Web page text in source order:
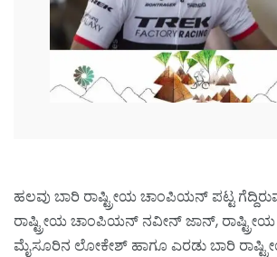
ಹಲವು ಬಾರಿ ರಾಷ್ಟ್ರೀಯ ಚಾಂಪಿಯನ್ ಪಟ್ಟ
ರಾಷ್ಟ್ರೀಯ ಚಾಂಪಿಯನ್ ನವೀನ್ ಜಾನ್,
ಮೈಸೂರಿನ ಲೋಕೇಶ್ ಹಾಗೂ ಎರಡು ಬಾರಿ